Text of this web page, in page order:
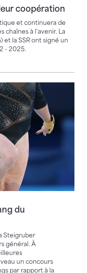
coopération
et continuera de
chaînes à l’avenir. La
et la SSR ont signé un
- 2025.
du
Steigruber
général. À
un concours
par rapport à la
du concours